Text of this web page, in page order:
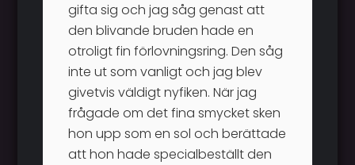
gifta sig och jag såg genast att
den blivande bruden hade en
otroligt fin förlovningsring. Den såg
inte ut som vanligt och jag blev
givetvis väldigt nyfiken. När jag
frågade om det fina smycket sken
hon upp som en sol och berättade
att hon hade specialbeställt den